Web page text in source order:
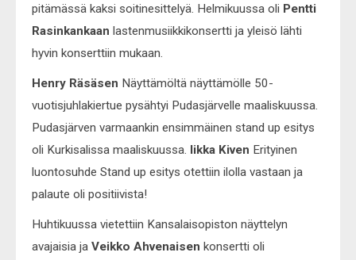
pitämässä kaksi soitinesittelyä. Helmikuussa oli Pentti
Rasinkankaan lastenmusiikkikonsertti ja yleisö lähti
hyvin konserttiin mukaan.
Henry Räsäsen Näyttämöltä näyttämölle 50-
vuotisjuhlakiertue pysähtyi Pudasjärvelle maaliskuussa.
Pudasjärven varmaankin ensimmäinen stand up esitys
oli Kurkisalissa maaliskuussa. Iikka Kiven Erityinen
luontosuhde Stand up esitys otettiin ilolla vastaan ja
palaute oli positiivista!
Huhtikuussa vietettiin Kansalaisopiston näyttelyn
avajaisia ja Veikko Ahvenaisen konsertti oli